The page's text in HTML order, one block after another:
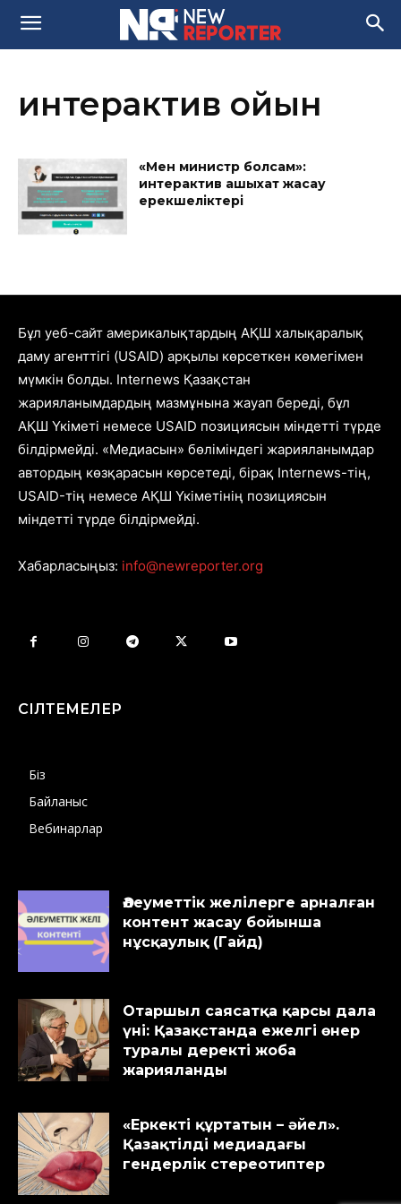
интерактив ойын
«Мен министр болсам»:
интерактив ашықхат жасау
ерекшеліктері
Бұл уеб-сайт америкалықтардың АҚШ халықаралық
даму агенттігі (USAID) арқылы көрсеткен көмегімен
мүмкін болды. Internews Қазақстан
жарияланымдардың мазмұнына жауап береді, бұл
АҚШ Үкіметі немесе USAID позициясын міндетті түрде
білдірмейді. «Медиасын» бөліміндегі жарияланымдар
автордың көзқарасын көрсетеді, бірақ Internews-тің,
USAID-тің немесе АҚШ Үкіметінің позициясын
міндетті түрде білдірмейді.
Хабарласыңыз: info@newreporter.org
СІЛТЕМЕЛЕР
Біз
Байланыс
Вебинарлар
Әлеуметтік желілерге арналған
контент жасау бойынша
нұсқаулық (Гайд)
Отаршыл саясатқа қарсы дала
үні: Қазақстанда ежелгі өнер
туралы деректі жоба
жарияланды
«Еркекті құртатын – әйел».
Қазақтілді медиадағы
гендерлік стереотиптер